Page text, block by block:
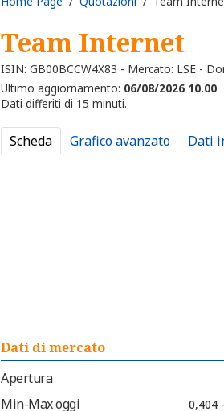
Team Internet
ISIN: GB00BCCW4X83 - Mercato: LSE -
Ultimo aggiornamento: 06/08/2026 10.00
Dati differiti di 15 minuti.
Scheda Grafico avanzato Dati
Dati di mercato
Apertura
Min-Max oggi
0,404